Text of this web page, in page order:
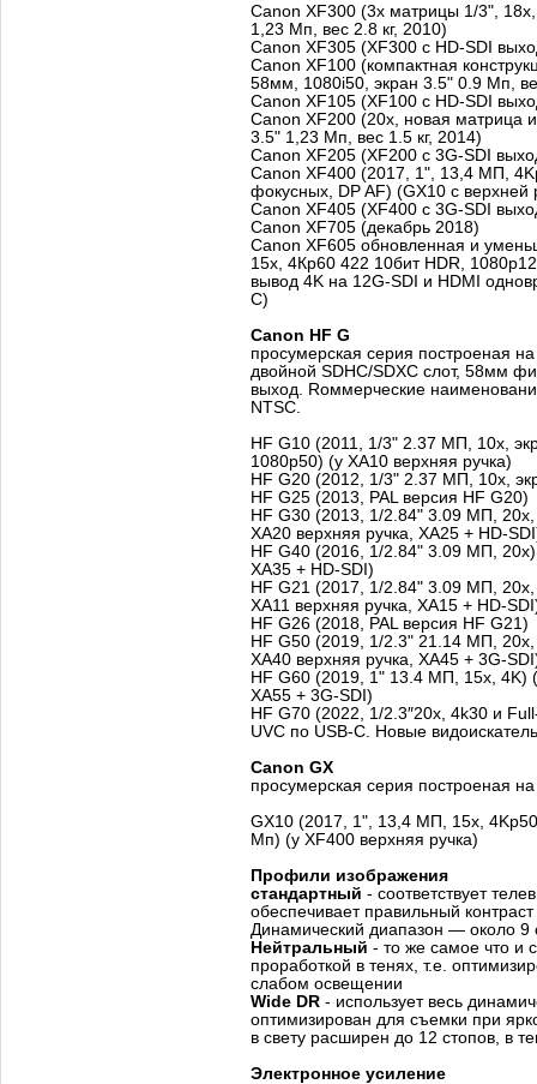
Canon XF300 (3х матрицы 1/3",
1,23 Мп, вес 2.8 кг, 2010)
Canon XF305 (XF300 с HD-SDI
Canon XF100 (компактная
58мм, 1080i50, экран 3.5" 0.9 Мп,
Canon XF105 (XF100 с HD-SDI
Canon XF200 (20х, новая матрица
3.5" 1,23 Мп, вес 1.5 кг, 2014)
Canon XF205 (XF200 с 3G-SDI
Canon XF400 (2017, 1", 13,4 МП,
фокусных, DP AF) (GX10 с верхней
Canon XF405 (XF400 с 3G-SDI
Canon XF705 (декабрь 2018)
Canon XF605 обновленная и
15x, 4Кp60 422 10бит HDR,
вывод 4K на 12G-SDI и HDMI
C)
Canon HF G
просумерская серия построеная
двойной SDHC/SDXC слот, 58мм
выход. Rоммерческие
NTSC.
HF G10 (2011, 1/3" 2.37 МП, 10x,
1080p50) (у XA10 верхняя ручка)
HF G20 (2012, 1/3" 2.37 МП, 10x,
HF G25 (2013, PAL версия HF G20)
HF G30 (2013, 1/2.84" 3.09 МП,
XA20 верхняя ручка, XA25 + HD-
HF G40 (2016, 1/2.84" 3.09 МП, 20x)
XA35 + HD-SDI)
HF G21 (2017, 1/2.84" 3.09 МП,
XA11 верхняя ручка, XA15 + HD-
HF G26 (2018, PAL версия HF G21)
HF G50 (2019, 1/2.3" 21.14 МП,
XA40 верхняя ручка, XA45 + 3G-
HF G60 (2019, 1" 13.4 МП, 15x, 4K)
XA55 + 3G-SDI)
HF G70 (2022, 1/2.3″20x, 4k30 и
UVC по USB-C. Новые
Canon GX
просумерская серия построеная
GX10 (2017, 1", 13,4 МП, 15х,
Мп) (у XF400 верхняя ручка)
Профили изображения
стандартный - соответствует
обеспечивает правильный
Динамический диапазон — около 9
Нейтральный - то же самое что и
проработкой в тенях, т.е.
слабом освещении
Wide DR - использует весь
оптимизирован для съемки при
в свету расширен до 12 стопов, в
Электронное усиление